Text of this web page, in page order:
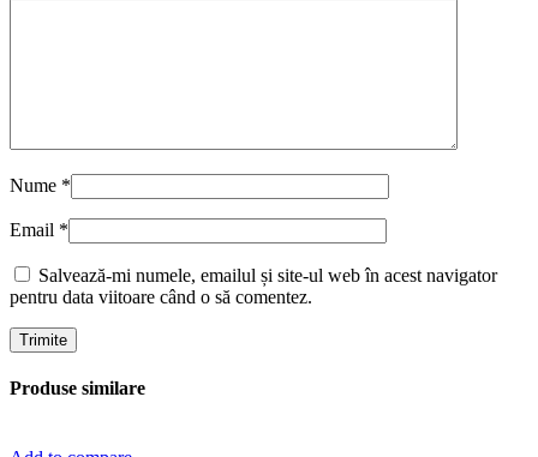
Nume *
Email *
Salvează-mi numele, emailul și site-ul web în acest navigator
pentru data viitoare când o să comentez.
Produse similare